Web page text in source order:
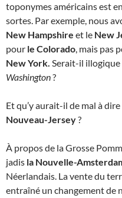
toponymes américains est
sortes. Par exemple, nous
New Hampshire et le New
pour le Colorado, mais pas
New York. Serait-il illogique
Washington?
Et qu’y aurait-il de mal à dire
Nouveau-Jersey?
À propos de la Grosse
jadis la Nouvelle-
Néerlandais. La vente du
entraîné un changement de